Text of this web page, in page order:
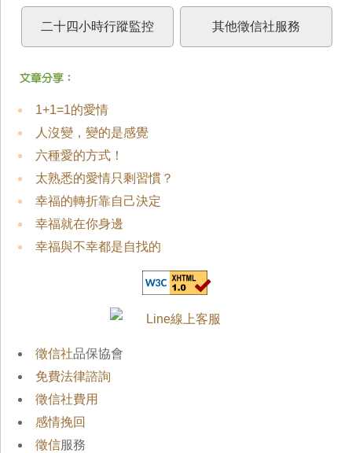
二十四小時行蹤監控 其他徵信社服務
1+1=1的愛情
人沒變，變的是感覺
六種愛的方式！
太熟悉的愛情只剩習慣？
幸福的轉折靠自己決定
幸福就在你身邊
幸福與不幸都是自找的
徵信社品保協會
免費法律諮詢
徵信社費用
感情挽回
徵信服務